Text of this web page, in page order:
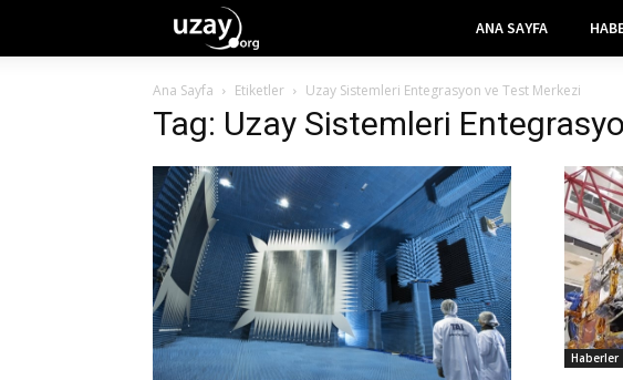
ANA SAYFA
Ana Sayfa Etiketler Uzay Sistemleri Entegrasyon ve Test Merkezi
Tag: Uzay Sistemleri
Haberler